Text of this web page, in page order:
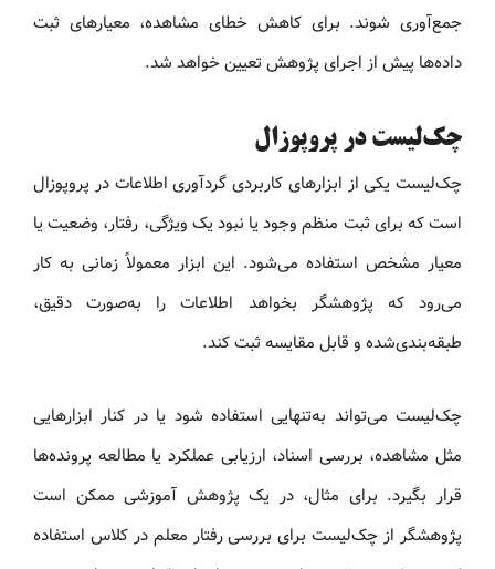
جمع‌آوری شوند. برای کاهش خطای مشاهده، معیارهای ثبت
داده‌ها پیش از اجرای پژوهش تعیین خواهد شد.
چک‌لیست در پروپوزال
چک‌لیست یکی از ابزارهای کاربردی گردآوری اطلاعات در پروپوزال
است که برای ثبت منظم وجود یا نبود یک ویژگی، رفتار، وضعیت یا
معیار مشخص استفاده می‌شود. این ابزار معمولاً زمانی به کار
می‌رود که پژوهشگر بخواهد اطلاعات را به‌صورت دقیق،
طبقه‌بندی‌شده و قابل مقایسه ثبت کند.
چک‌لیست می‌تواند به‌تنهایی استفاده شود یا در کنار ابزارهایی
مثل مشاهده، بررسی اسناد، ارزیابی عملکرد یا مطالعه پرونده‌ها
قرار بگیرد. برای مثال، در یک پژوهش آموزشی ممکن است
پژوهشگر از چک‌لیست برای بررسی رفتار معلم در کلاس استفاده